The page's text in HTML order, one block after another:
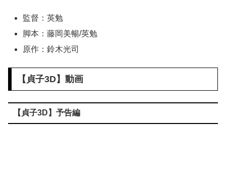
監督：英勉
脚本：藤岡美暢/英勉
原作：鈴木光司
【貞子3D】動画
【貞子3D】予告編